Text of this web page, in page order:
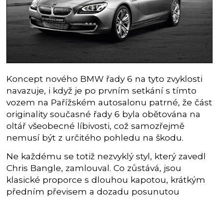
Koncept nového BMW řady 6 na tyto zvyklosti
navazuje, i když je po prvním setkání s tímto
vozem na Pařížském autosalonu patrné, že část
originality současné řady 6 byla obětována na
oltář všeobecné líbivosti, což samozřejmě
nemusí být z určitého pohledu na škodu.
Ne každému se totiž nezvyklý styl, který zavedl
Chris Bangle, zamlouval. Co zůstává, jsou
klasické proporce s dlouhou kapotou, krátkým
předním převisem a dozadu posunutou